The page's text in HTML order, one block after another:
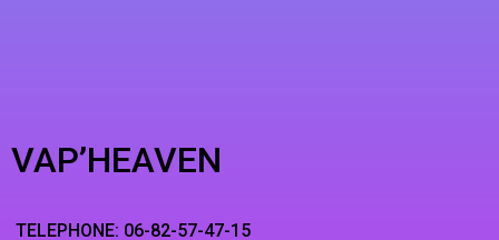
VAP’HEAVEN
TELEPHONE: 06-82-57-47-15